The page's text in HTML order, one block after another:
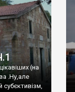
(на
.Ну,але